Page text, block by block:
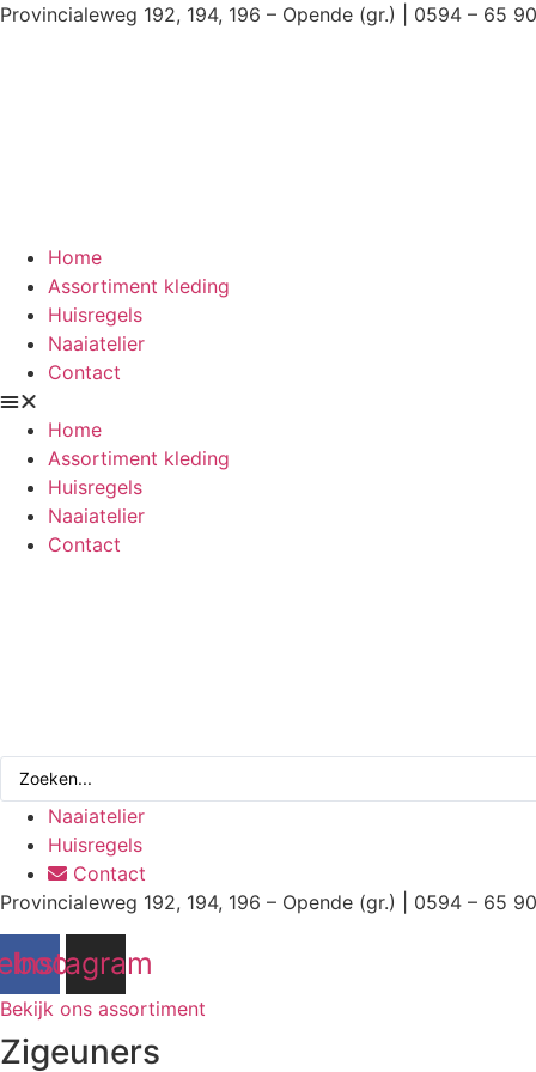
Ga
Provincialeweg 192, 194, 196 – Opende (gr.) | 0594 – 65
Home
Assortiment kleding
Huisregels
Naaiatelier
Contact
Home
Assortiment kleding
Huisregels
Naaiatelier
Contact
Search
Naaiatelier
Huisregels
Contact
Provincialeweg 192, 194, 196 – Opende (gr.) | 0594 – 65
Instagram
Bekijk ons assortiment
Zigeuners